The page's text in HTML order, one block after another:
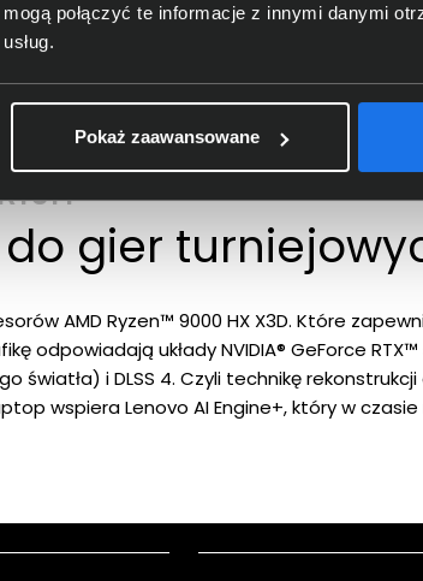
połączyć te informacje z innymi danymi
Pokaż zaawansowane
gier
AMD Ryzen™ 9000 HX X3D. Które
odpowiadają układy NVIDIA® GeForce
i DLSS 4. Czyli technikę
wspiera Lenovo AI Engine+, który w